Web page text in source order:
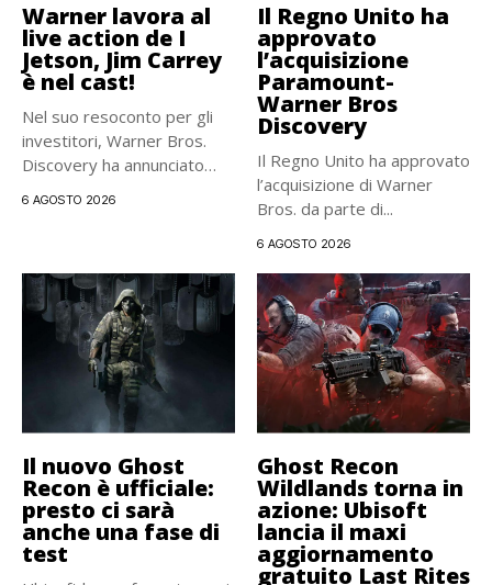
Warner lavora al
live action de I
Jetson, Jim Carrey
è nel cast!
Nel suo resoconto per gli
investitori, Warner Bros.
Discovery ha annunciato
6 AGOSTO 2026
Il Regno Unito ha
approvato
l’acquisizione
Paramount-
Warner Bros
Discovery
Il Regno Unito ha approvato
l’acquisizione di Warner
Bros. da parte di...
6 AGOSTO 2026
Il nuovo Ghost
Recon è ufficiale:
presto ci sarà
anche una fase di
test
Ghost Recon
Wildlands torna in
azione: Ubisoft
lancia il maxi
aggiornamento
gratuito Last Rites